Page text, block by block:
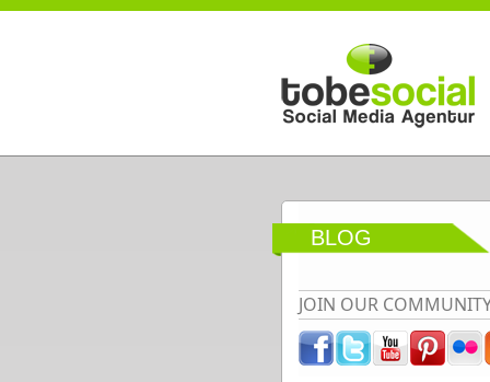
Direkt zum Inhalt
BLOG
JOIN OUR